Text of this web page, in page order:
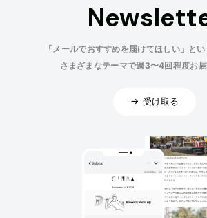
「メールでおすすめを届けてほしい」とい
さまざまなテーマで週3〜4回程度お届
受け取る